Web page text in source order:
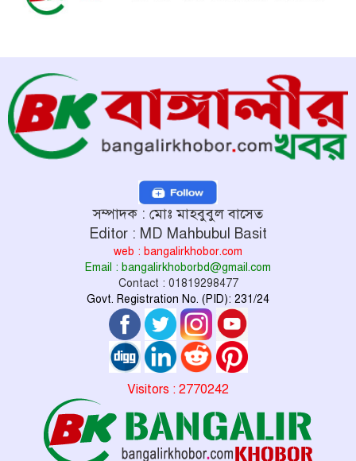
সম্পাদক : মোঃ মাহবুবুল বাসেত
Editor : MD Mahbubul Basit
web : bangalirkhobor.com
Email : bangalirkhoborbd@gmail.com
Contact : 01819298477
Govt. Registration No. (PID): 231/24
Visitors : 2770242